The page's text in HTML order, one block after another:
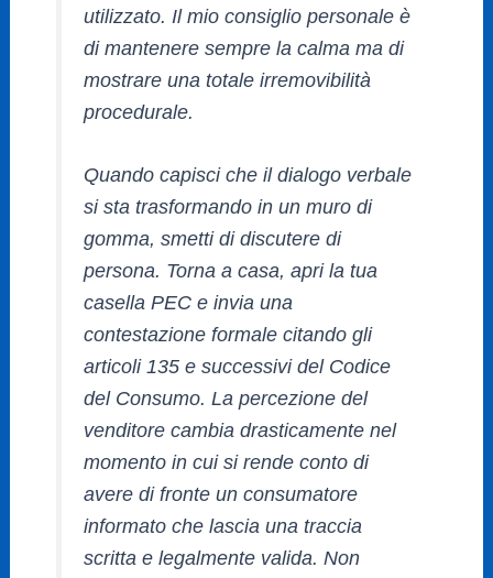
utilizzato. Il mio consiglio personale è
di mantenere sempre la calma ma di
mostrare una totale irremovibilità
procedurale.
Quando capisci che il dialogo verbale
si sta trasformando in un muro di
gomma, smetti di discutere di
persona. Torna a casa, apri la tua
casella PEC e invia una
contestazione formale citando gli
articoli 135 e successivi del Codice
del Consumo. La percezione del
venditore cambia drasticamente nel
momento in cui si rende conto di
avere di fronte un consumatore
informato che lascia una traccia
scritta e legalmente valida. Non